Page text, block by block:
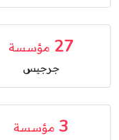
27 مؤسسة
جرجيس
3 مؤسسة